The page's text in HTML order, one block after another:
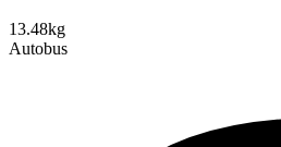
13.48kg
Autobus